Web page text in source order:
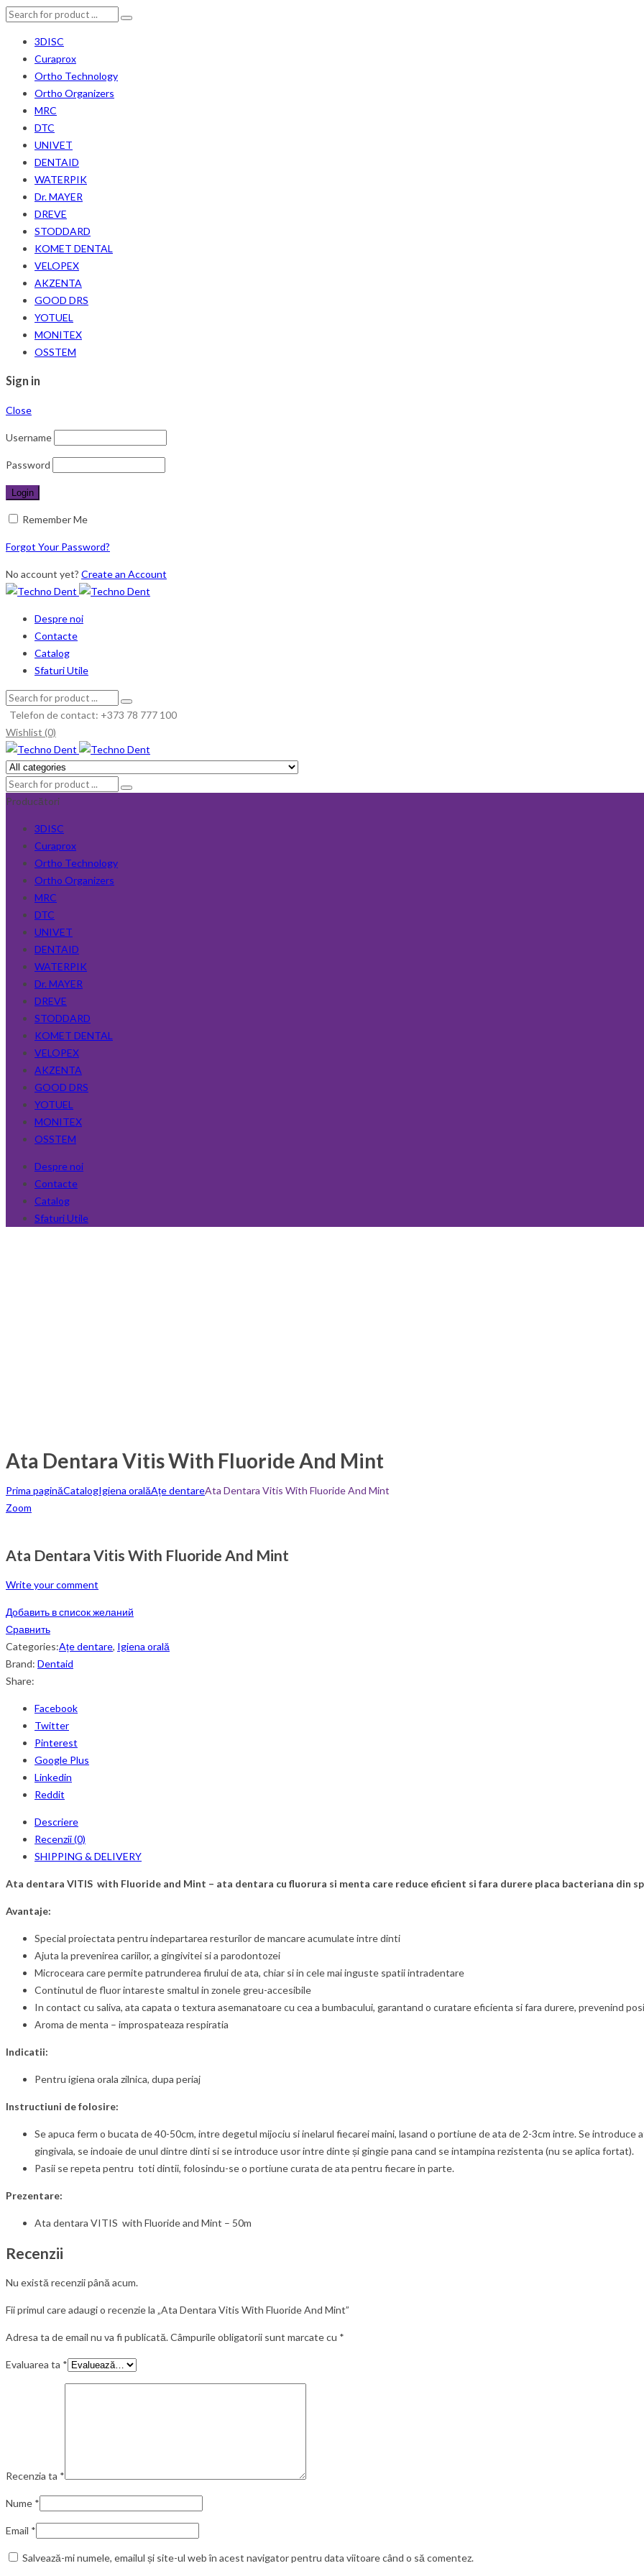
3DISC
Curaprox
Ortho Technology
Ortho Organizers
MRC
DTC
UNIVET
DENTAID
WATERPIK
Dr. MAYER
DREVE
STODDARD
KOMET DENTAL
VELOPEX
AKZENTA
GOOD DRS
YOTUEL
MONITEX
OSSTEM
Sign in
Close
Username
Password
Remember Me
Forgot Your Password?
No account yet? Create an Account
Despre noi
Contacte
Catalog
Sfaturi Utile
Telefon de contact: +373 78 777 100
Wishlist (0)
Producători
3DISC
Curaprox
Ortho Technology
Ortho Organizers
MRC
DTC
UNIVET
DENTAID
WATERPIK
Dr. MAYER
DREVE
STODDARD
KOMET DENTAL
VELOPEX
AKZENTA
GOOD DRS
YOTUEL
MONITEX
OSSTEM
Despre noi
Contacte
Catalog
Sfaturi Utile
Ata Dentara Vitis With Fluoride And Mint
Prima paginăCatalogIgiena oralăAțe dentareAta Dentara Vitis With Fluoride And Mint
Zoom
Ata Dentara Vitis With Fluoride And Mint
Write your comment
Добавить в список желаний
Сравнить
Categories:Ațe dentare, Igiena orală
Brand: Dentaid
Share:
Facebook
Twitter
Pinterest
Google Plus
Linkedin
Reddit
Descriere
Recenzii (0)
SHIPPING & DELIVERY
Ata dentara VITIS with Fluoride and Mint – ata dentara cu fluorura si menta care reduce eficient si fara durere placa bacteriana din
Avantaje:
Special proiectata pentru indepartarea resturilor de mancare acumulate intre dinti
Ajuta la prevenirea cariilor, a gingivitei si a parodontozei
Microceara care permite patrunderea firului de ata, chiar si in cele mai inguste spatii intradentare
Continutul de fluor intareste smaltul in zonele greu-accesibile
In contact cu saliva, ata capata o textura asemanatoare cu cea a bumbacului, garantand o curatare eficienta si fara durere, prevenind
Aroma de menta – improspateaza respiratia
Indicatii:
Pentru igiena orala zilnica, dupa periaj
Instructiuni de folosire:
Se apuca ferm o bucata de 40-50cm, intre degetul mijociu si inelarul fiecarei maini, lasand o portiune de ata de 2-3cm intre. Se
gingivala, se indoaie de unul dintre dinti si se introduce usor intre dinte și gingie pana cand se intampina rezistenta (nu se aplica fortat).
Pasii se repeta pentru toti dintii, folosindu-se o portiune curata de ata pentru fiecare in parte.
Prezentare:
Ata dentara VITIS with Fluoride and Mint – 50m
Recenzii
Nu există recenzii până acum.
Fii primul care adaugi o recenzie la „Ata Dentara Vitis With Fluoride And Mint”
Adresa ta de email nu va fi publicată.Câmpurile obligatorii sunt marcate cu *
Evaluarea ta *
Recenzia ta *
Nume *
Email *
Salvează-mi numele, emailul și site-ul web în acest navigator pentru data viitoare când o să comentez.